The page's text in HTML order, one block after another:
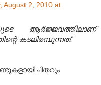
August 2, 2010 at
ആർജ്ജവത്തിലാണ്
കടലിരമ്പുന്നത്.